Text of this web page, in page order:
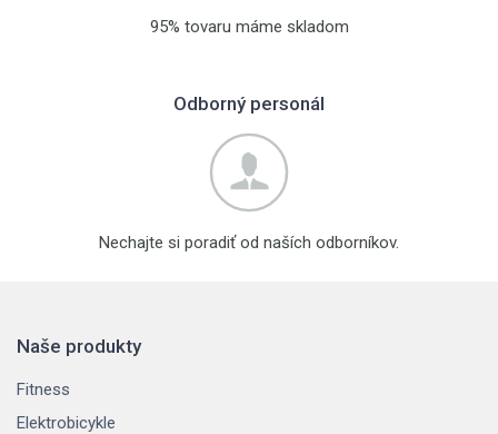
95% tovaru máme skladom
Odborný personál
Nechajte si poradiť od naších odborníkov.
Naše produkty
Fitness
Elektrobicykle